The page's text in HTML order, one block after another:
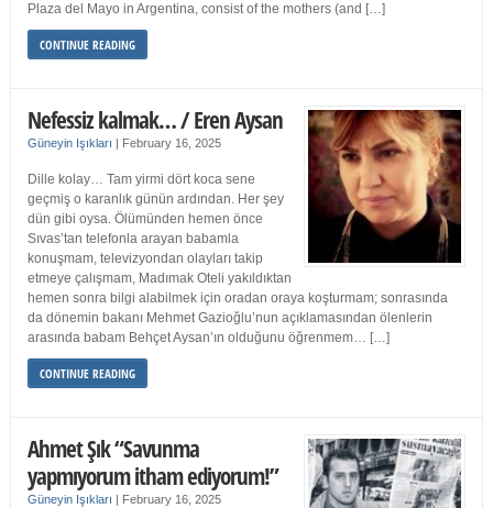
Plaza del Mayo in Argentina, consist of the mothers (and […]
CONTINUE READING
Nefessiz kalmak… / Eren Aysan
Güneyin Işıkları | February 16, 2025
Dille kolay… Tam yirmi dört koca sene
geçmiş o karanlık günün ardından. Her şey
dün gibi oysa. Ölümünden hemen önce
Sıvas’tan telefonla arayan babamla
konuşmam, televizyondan olayları takip
etmeye çalışmam, Madımak Oteli yakıldıktan
hemen sonra bilgi alabilmek için oradan oraya koşturmam; sonrasında
da dönemin bakanı Mehmet Gazioğlu’nun açıklamasından ölenlerin
arasında babam Behçet Aysan’ın olduğunu öğrenmem… […]
CONTINUE READING
Ahmet Şık “Savunma
yapmıyorum itham ediyorum!”
Güneyin Işıkları | February 16, 2025